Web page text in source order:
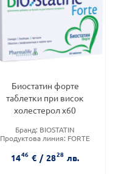
Биостатин форте
таблетки при висок
холестерол х60
Бранд: BIOSTATIN
Продуктова линия: FORTE
1446 € / 2828 лв.